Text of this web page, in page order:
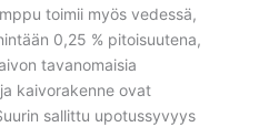
toimii myös vedessä,
0,25 % pitoisuutena,
tavanomaisia
kaivorakenne ovat
sallittu upotussyvyys